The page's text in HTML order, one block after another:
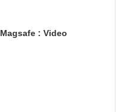
: Video